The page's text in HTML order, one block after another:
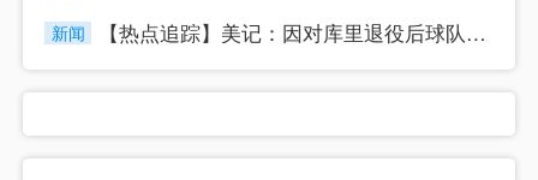
新闻 【热点追踪】美记：因对库里退役后球队➡️前景担忧 勇士老板拒